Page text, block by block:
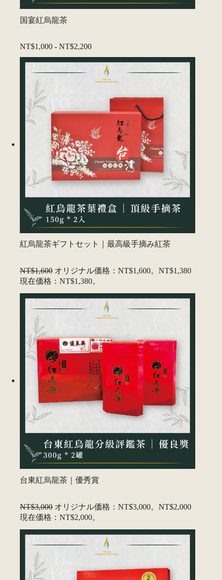
国宴紅烏龍茶
NT$1,000 - NT$2,200
紅烏龍茶ギフトセット｜最高級手摘み紅茶
NT$1,600 オリジナル価格：NT$1,600。 NT$1,380
現在価格：NT$1,380。
台東紅烏龍茶｜優秀賞
NT$3,000 オリジナル価格：NT$3,000。 NT$2,000
現在価格：NT$2,000。